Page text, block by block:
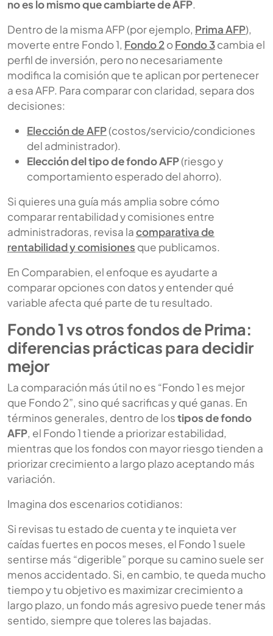
no es lo mismo que cambiarte de AFP.
Dentro de la misma AFP (por ejemplo, Prima AFP),
moverte entre Fondo 1, Fondo 2oFondo 3cambia el
perfil de inversión, pero no necesariamente
modifica la comisión que te aplican por pertenecer
a esa AFP. Para comparar con claridad, separa dos
decisiones:
Elección de AFP(costos/servicio/condiciones
del administrador).
Elección del tipo de fondo AFP(riesgo y
comportamiento esperado del ahorro).
Si quieres una guía más amplia sobre cómo
comparar rentabilidad y comisiones entre
administradoras, revisa lacomparativa de
rentabilidad y comisiones que publicamos.
En Comparabien, el enfoque es ayudarte a
comparar opciones con datos y entender qué
variable afecta qué parte de tu resultado.
Fondo 1 vs otros fondos de Prima:
diferencias prácticas para decidir
mejor
La comparación más útil no es “Fondo 1 es mejor
que Fondo 2”, sino qué sacrificas y qué ganas. En
términos generales, dentro de lostipos de fondo
AFP, el Fondo 1 tiende a priorizar estabilidad,
mientras que los fondos con mayor riesgo tienden a
priorizar crecimiento a largo plazo aceptando más
variación.
Imagina dos escenarios cotidianos:
Si revisas tu estado de cuenta y te inquieta ver
caídas fuertes en pocos meses, el Fondo 1 suele
sentirse más “digerible” porque su camino suele ser
menos accidentado. Si, en cambio, te queda mucho
tiempo y tu objetivo es maximizar crecimiento a
largo plazo, un fondo más agresivo puede tener más
sentido, siempre que toleres las bajadas.